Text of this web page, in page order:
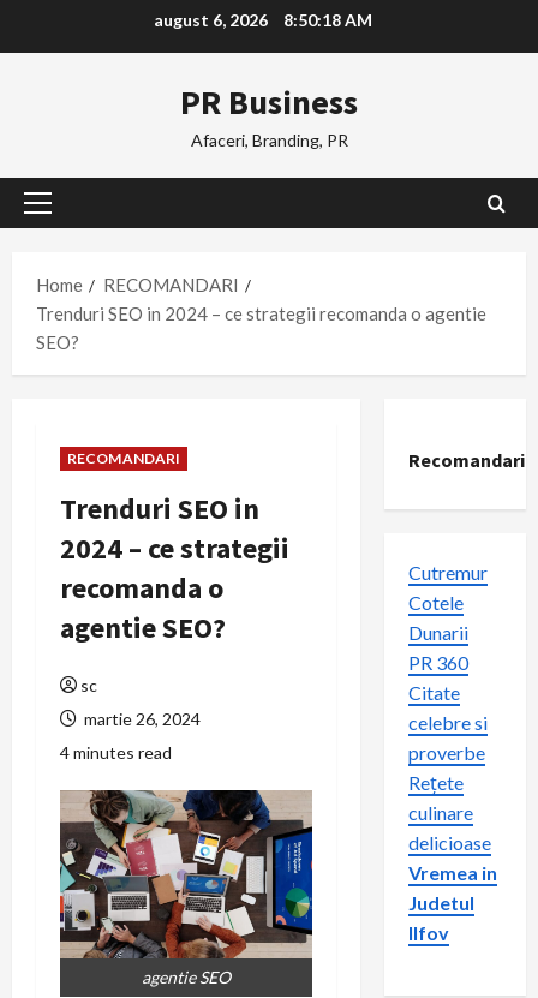
august 6, 2026 8:50:19 AM
PR Business
Afaceri, Branding, PR
Primary
Home
RECOMANDARI
Trenduri SEO in 2024 – ce strategii recomanda o agentie
SEO?
RECOMANDARI
Trenduri SEO in
2024 – ce strategii
recomanda o
agentie SEO?
sc
martie 26, 2024
4 minutes read
agentie SEO
Recomandari
Cutremur
Cotele
Dunarii
PR 360
Citate
celebre si
proverbe
Rețete
culinare
delicioase
Vremea in
Judetul
Ilfov